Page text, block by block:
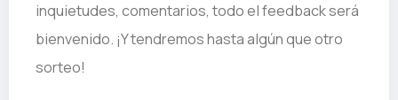
inquietudes, comentarios, todo el feedback será
bienvenido. ¡Y tendremos hasta algún que otro
sorteo!